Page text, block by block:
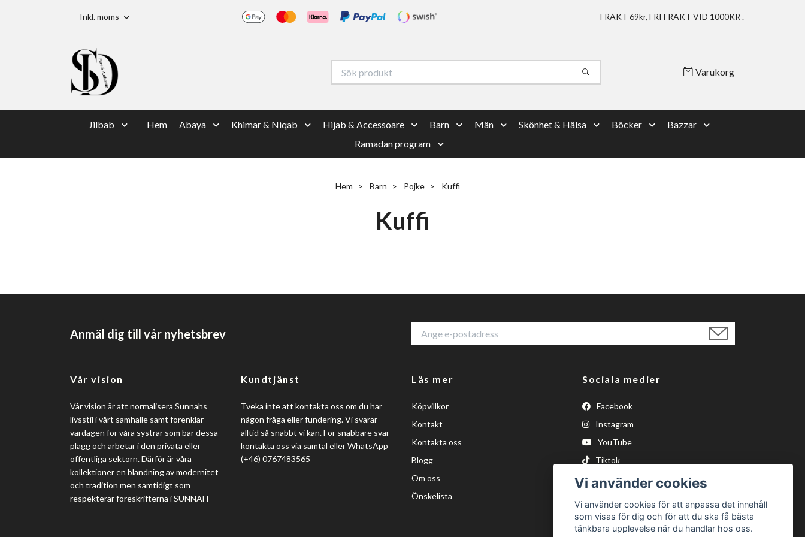
Inkl. moms FRAKT 69kr, FRI FRAKT VID 1000KR .
Varukorg
Jilbab Hem Abaya Khimar & Niqab Hijab & Accessoare Barn Män Skönhet & Hälsa Böcker
Bazzar
Ramadan program
Hem Barn Pojke Kuffi
Kuffi
Anmäl dig till vår nyhetsbrev
Vår vision
Vår vision är att normalisera Sunnahs
livsstil i vårt samhälle samt förenklar
vardagen för våra systrar som bär dessa
plagg och arbetar i den privata eller
offentliga sektorn. Därför är våra
kollektioner en blandning av modernitet
och tradition men samtidigt som
respekterar föreskrifterna i SUNNAH
Kundtjänst
Tveka inte att kontakta oss om du har
någon fråga eller fundering. Vi svarar
alltid så snabbt vi kan. För snabbare svar
kontakta oss via samtal eller WhatsApp
(+46) 0767483565
Läs mer
Köpvillkor
Kontakt
Kontakta oss
Blogg
Om oss
Önskelista
Sociala medier
Facebook
Instagram
YouTube
Tiktok
Vi använder cookies
Vi använder cookies för att anpassa det innehåll
som visas för dig och för att du ska få bästa
tänkbara upplevelse när du handlar hos oss.